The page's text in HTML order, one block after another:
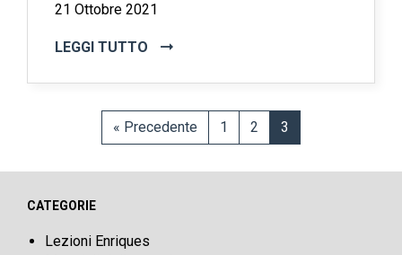
21 Ottobre 2021
LEGGI TUTTO
« Precedente 1 2 3
CATEGORIE
Lezioni Enriques